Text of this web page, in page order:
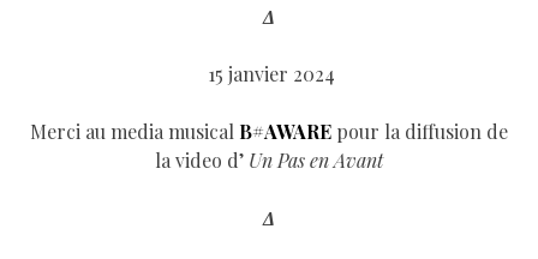
Δ
15 janvier 2024
Merci au media musical B#AWARE pour la diffusion de
la video d’ Un Pas en Avant
Δ